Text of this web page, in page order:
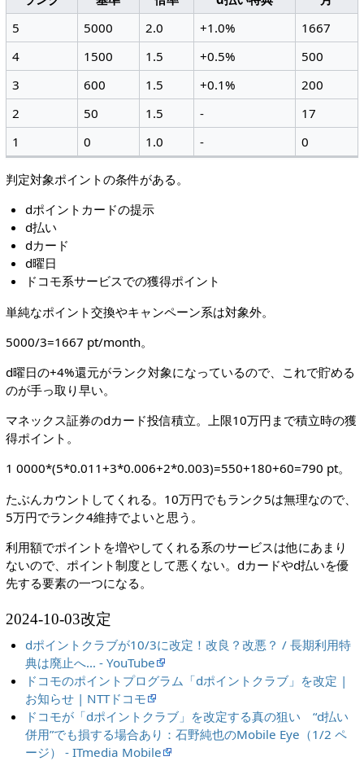
5
5000 2.0 +1.0%
1667
4
1500 1.5 +0.5%
500
3
600 1.5 +0.1%
200
2
50 1.5 -
17
1
0 1.0 - 0
判定対象ポイントの条件がある。
dポイントカードの提示
d払い
dカード
d曜日
ドコモ系サービスでの獲得ポイント
単純なポイント交換やキャンペーン系は対象外。
5000/3=1667 pt/month。
d曜日の+4%還元がランク対象になっているので、これで貯める
のが手っ取り早い。
マネックス証券のdカード投信積立。上限10万円まで積立時の獲
得ポイント。
1 0000*(5*0.011+3*0.006+2*0.003)=550+180+60=790 pt。
たぶんカウントしてくれる。10万円でもランク5は無理なので、
5万円でランク4維持でよいと思う。
利用額でポイントを増やしてくれる系のサービスは他にあまり
ないので、ポイント制度として悪くない。dカードやd払いを優
先する要素の一つになる。
2024-10-03改定
dポイントクラブが10/3に改定！改良？改悪？ / 長期利用特
典は廃止へ… - YouTube
ドコモのポイントプログラム「dポイントクラブ」を改定 |
お知らせ | NTTドコモ
ドコモが「dポイントクラブ」を改定する真の狙い “d払い
併用”でも損する場合あり：石野純也のMobile Eye（1/2 ペ
ージ） - ITmedia Mobile